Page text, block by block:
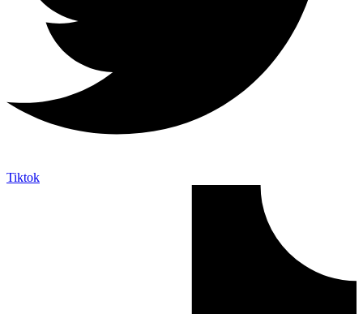
Tiktok